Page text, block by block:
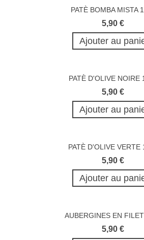
PATÈ BOMBA MISTA
5,90 €
Ajouter au
PATÈ D'OLIVE NOIRE
5,90 €
Ajouter au
PATÈ D'OLIVE VERTE
5,90 €
Ajouter au
AUBERGINES EN
5,90 €